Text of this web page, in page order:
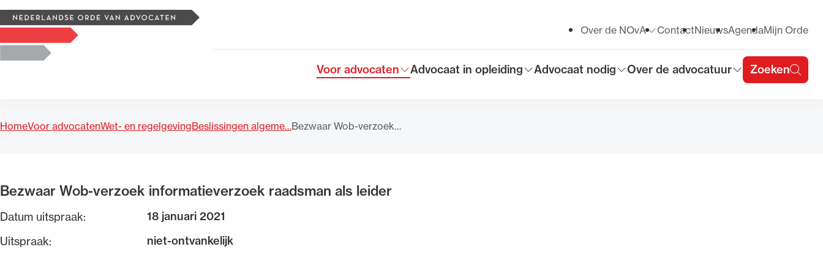
Logo, to the homepage
Toon submenu voor
Voor advocaten
Toon submenu voor
Advocaat in opleiding
Toon submenu voor
Advocaat nodig
Toon submenu voor
Over de advocatuur Zoeken
Toon submenu voor
Over de NOvA ContactNieuwsAgendaMijn Orde
HomeVoor advocatenWet- en regelgevingBeslissingen algeme…Bezwaar Wob-verzoek…
Bezwaar Wob-verzoek informatieverzoek raadsman als leider
Datum uitspraak: 18 januari 2021
Uitspraak: niet-ontvankelijk
Zoeken
Uitgelicht